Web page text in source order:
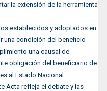
la extensión de la herramienta
establecidos y adoptados en
una condición del beneficio
una causal de
obligación del beneficiario de
al Estado Nacional.
Acta refleja el debate y las